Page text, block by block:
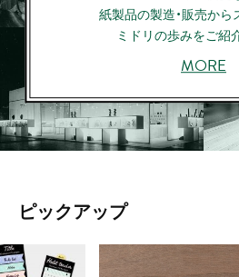
紙製品の製造・販売から
ミドリの歩みをご紹
MORE
ピックアップ